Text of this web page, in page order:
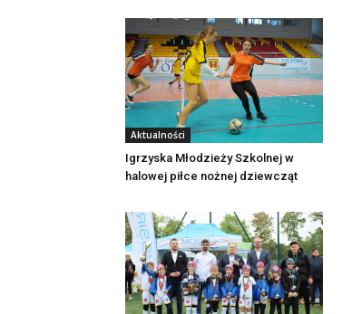
Aktualności
Igrzyska Młodzieży Szkolnej w
halowej piłce nożnej dziewcząt